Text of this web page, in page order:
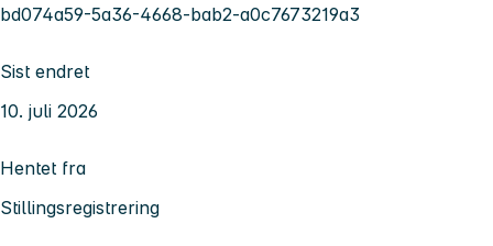
bd074a59-5a36-4668-bab2-a0c7673219a3
Sist endret
10. juli 2026
Hentet fra
Stillingsregistrering